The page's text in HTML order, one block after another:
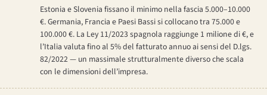
Estonia e Slovenia fissano il minimo nella fascia 5.000–10.000
€. Germania, Francia e Paesi Bassi si collocano tra 75.000 e
100.000 €. La Ley 11/2023 spagnola raggiunge 1 milione di €, e
l’Italia valuta fino al 5% del fatturato annuo ai sensi del D.lgs.
82/2022 — un massimale strutturalmente diverso che scala
con le dimensioni dell’impresa.